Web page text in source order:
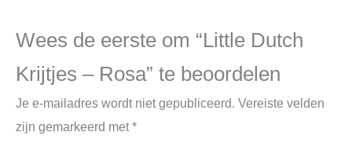
Wees de eerste om “Little Dutch
Krijtjes – Rosa” te beoordelen
Je e-mailadres wordt niet gepubliceerd. Vereiste velden
zijn gemarkeerd met*